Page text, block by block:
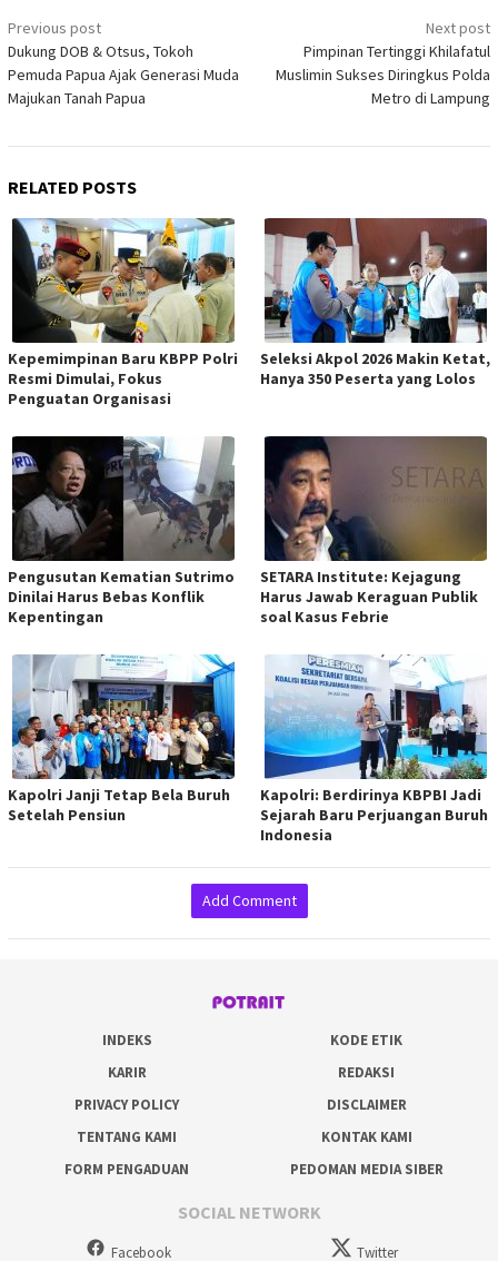
Post
navigation
Previous post
Dukung DOB & Otsus, Tokoh
Pemuda Papua Ajak Generasi Muda
Majukan Tanah Papua
Next post
Pimpinan Tertinggi Khilafatul
Muslimin Sukses Diringkus Polda
Metro di Lampung
RELATED POSTS
Kepemimpinan Baru KBPP Polri
Resmi Dimulai, Fokus
Penguatan Organisasi
Seleksi Akpol 2026 Makin Ketat,
Hanya 350 Peserta yang Lolos
Pengusutan Kematian Sutrimo
Dinilai Harus Bebas Konflik
Kepentingan
SETARA Institute: Kejagung
Harus Jawab Keraguan Publik
soal Kasus Febrie
Kapolri Janji Tetap Bela Buruh
Setelah Pensiun
Kapolri: Berdirinya KBPBI Jadi
Sejarah Baru Perjuangan Buruh
Indonesia
Add Comment
INDEKS
KODE ETIK
KARIR
REDAKSI
PRIVACY POLICY
DISCLAIMER
TENTANG KAMI
KONTAK KAMI
FORM PENGADUAN
PEDOMAN MEDIA SIBER
SOCIAL NETWORK
Facebook Twitter